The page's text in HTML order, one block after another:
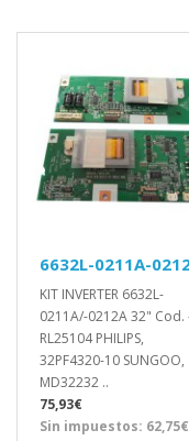
6632L-0211A-
KIT INVERTER 6632L-
0211A/-0212A 32" Cod.
RL25104 PHILIPS,
32PF4320-10 SUNGOO,
MD32232 ..
75,93€
Sin impuestos: 62,75€